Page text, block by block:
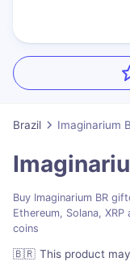
Brazil Imaginarium
Buy Imaginarium BR
Ethereum, Solana,
coins
🇧🇷 This product